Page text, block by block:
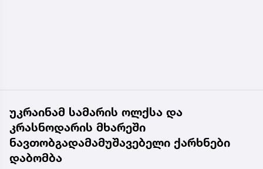
უკრაინამ სამარის ოლქსა და
კრასნოდარის მხარეში
ნავთობგადამამუშავებელი ქარხნები
დაბომბა